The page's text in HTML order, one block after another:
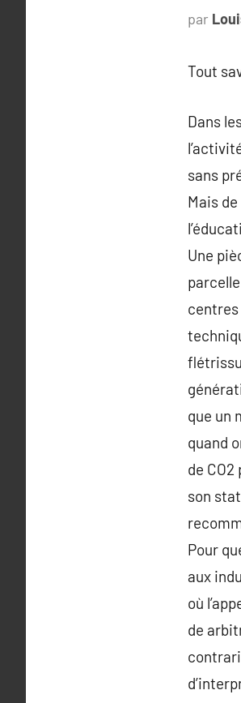
par
Tout
Dans
sans
Mais
Une
centres
que un
quand
de
son
Pour
aux
où
de